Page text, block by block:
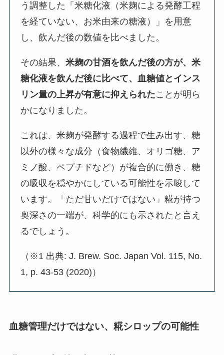
う調整した「米糖化液（米麹による発酵工程
を経ていない、お米由来の糖液）」を用意
し、飲んだ後の数値を比べました。
その結果、米麹の甘酒を飲んだ後の方が、米
糖化液を飲んだ後に比べて、血糖値とインス
リン量の上昇が有意に抑えられたことが明ら
かになりました。
これは、米麹が発酵する過程で生み出す、糖
以外の様々な成分（食物繊維、オリゴ糖、ア
ミノ酸、ペプチドなど）が複合的に働き、糖
の吸収を穏やかにしている可能性を示唆して
います。「ただ甘いだけではない」糀が持つ
奥深さの一端が、科学的にも示されたと言え
るでしょう。
（※1 出典: J. Brew. Soc. Japan Vol. 115, No.
1, p. 43-53 (2020)）
血糖管理だけではない、糀シロップの可能性